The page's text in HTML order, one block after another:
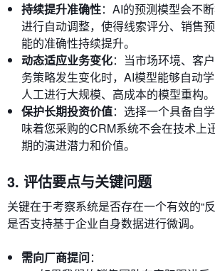
持续提升准确性：AI的预测模型会不
进行自动调整，使得线索评分、销售
能的准确性持续提升。
动态适应业务变化：当市场环境、客
务策略发生变化时，AI模型能够自动
人工进行大规模、高成本的模型重构。
保护长期投资价值：选择一个具备自
味着您采购的CRM系统不会在技术上
期的演进潜力和价值。
3. 评估要点与关键问题
关键在于考察系统是否存在一个有效的“
是否支持基于企业自身数据进行微调。
需向厂商提问：